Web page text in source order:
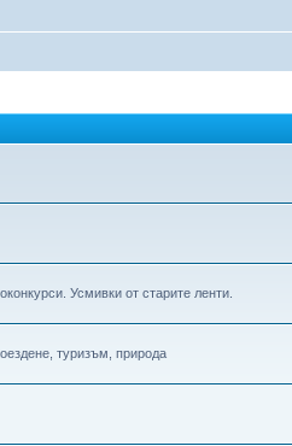
Усмивки от старите ленти.
туризъм, природа